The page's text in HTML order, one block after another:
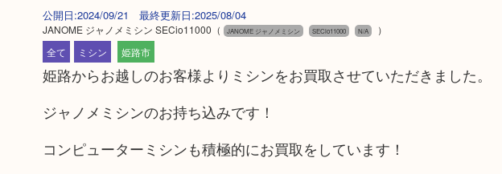
公開日:2024/09/21 最終更新日:2025/08/04
JANOME ジャノメミシン SECio11000 （ JANOME ジャノメミシン SECio11000 N/A
）
全て
ミシン 姫路市
姫路からお越しのお客様よりミシンをお買取させていただきました。
ジャノメミシンのお持ち込みです！
コンピューターミシンも積極的にお買取をしています！